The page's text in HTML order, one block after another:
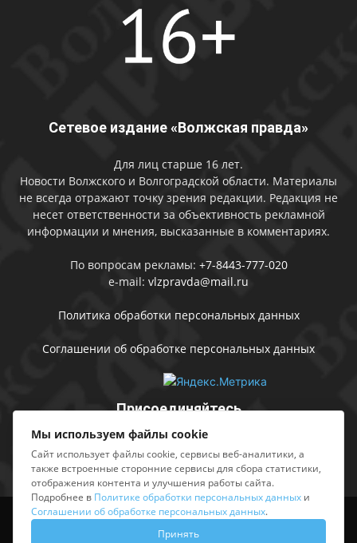
Сетевое издание «Волжская правда»
Для лиц старше 16 лет.
Новости Волжского и Волгоградской области. Материалы
не всегда отражают точку зрения редакции. Редакция не
несет ответственности за объективность рекламной
информации и мнения, высказанные в комментариях.
По вопросам рекламы: +7-8443-777-020
e-mail: vlzpravda@mail.ru
Политика обработки персональных данных
Соглашении об обработке персональных данных
Присоединяйтесь
Выходные данные Sing in
Мы используем файлы cookie
Сайт использует файлы cookie, сервисы веб-аналитики, а
также встроенные сторонние сервисы для сбора статистики,
отображения контента и улучшения работы сайта.
Подробнее в Политике обработки персональных данных и
Соглашении об обработке персональных данных.
Принять